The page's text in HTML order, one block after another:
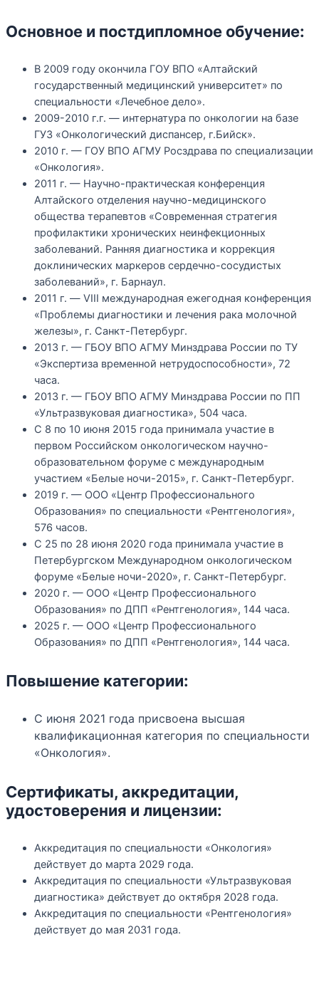
Основное и постдипломное обучение:
В 2009 году окончила ГОУ ВПО «Алтайский
государственный медицинский университет» по
специальности «Лечебное дело».
2009-2010 г.г. — интернатура по онкологии на базе
ГУЗ «Онкологический диспансер, г.Бийск».
2010 г. — ГОУ ВПО АГМУ Росздрава по специализации
«Онкология».
2011 г. — Научно-практическая конференция
Алтайского отделения научно-медицинского
общества терапевтов «Современная стратегия
профилактики хронических неинфекционных
заболеваний. Ранняя диагностика и коррекция
доклинических маркеров сердечно-сосудистых
заболеваний», г. Барнаул.
2011 г. — VIII международная ежегодная конференция
«Проблемы диагностики и лечения рака молочной
железы», г. Санкт-Петербург.
2013 г. — ГБОУ ВПО АГМУ Минздрава России по ТУ
«Экспертиза временной нетрудоспособности», 72
часа.
2013 г. — ГБОУ ВПО АГМУ Минздрава России по ПП
«Ультразвуковая диагностика», 504 часа.
С 8 по 10 июня 2015 года принимала участие в
первом Российском онкологическом научно-
образовательном форуме с международным
участием «Белые ночи-2015», г. Санкт-Петербург.
2019 г. — ООО «Центр Профессионального
Образования» по специальности «Рентгенология»,
576 часов.
С 25 по 28 июня 2020 года принимала участие в
Петербургском Международном онкологическом
форуме «Белые ночи-2020», г. Санкт-Петербург.
2020 г. — ООО «Центр Профессионального
Образования» по ДПП «Рентгенология», 144 часа.
2025 г. — ООО «Центр Профессионального
Образования» по ДПП «Рентгенология», 144 часа.
Повышение категории:
С июня 2021 года присвоена высшая
квалификационная категория по специальности
«Онкология».
Сертификаты, аккредитации,
удостоверения и лицензии:
Аккредитация по специальности «Онкология»
действует до марта 2029 года.
Аккредитация по специальности «Ультразвуковая
диагностика» действует до октября 2028 года.
Аккредитация по специальности «Рентгенология»
действует до мая 2031 года.